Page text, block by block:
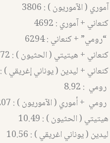
آموري ( الآموريون ) : 3806
كنعاني + آموري : 4692
“رومي” + كنعاني : 6294
كنعاني + هيتيتي ( الحثيون ) : 6772
كنعاني + ليدين ( يوناني إغريقي ) : 7342
رومي : 8.92
رومي + أموري ( الآموريون ) : 9207
هيتيتي ( الحثيون ) : 10.49
ليدين ( يوناني اغريقي ) : 10.56